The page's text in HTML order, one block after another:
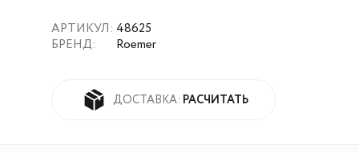
АРТИКУЛ:
БРЕНД:
48625
Roemer
ДОСТАВКА: РАСЧИТАТЬ